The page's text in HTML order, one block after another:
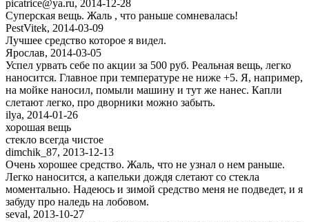
picatrice@ya.ru, 2014-12-28
Суперская вещь. Жаль , что раньше сомневалась!
PestVitek, 2014-03-09
Лучшее средство которое я видел.
Ярослав, 2014-03-05
Успел урвать себе по акции за 500 руб. Реальная вещь, легко
наносится. Главное при температуре не ниже +5. Я, например,
на мойке наносил, помыли машину и тут же нанес. Капли
слетают легко, про дворники можно забыть.
ilya, 2014-01-26
хорошая вещь
стекло всегда чистое
dimchik_87, 2013-12-13
Очень хорошее средство. Жаль, что не узнал о нем раньше.
Легко наносится, а капельки дождя слетают со стекла
моментально. Надеюсь и зимой средство меня не подведет, и я
забуду про наледь на лобовом.
seval, 2013-10-27